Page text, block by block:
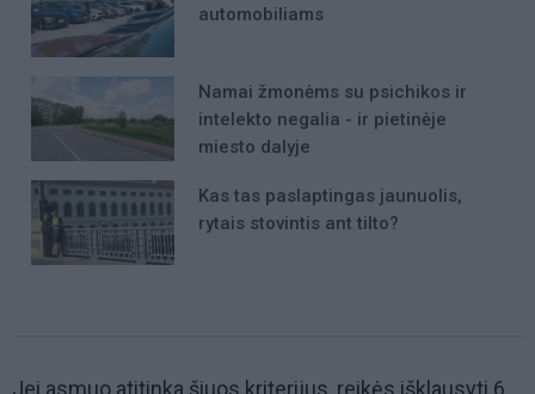
automobiliams
Namai žmonėms su psichikos ir
intelekto negalia - ir pietinėje
miesto dalyje
Kas tas paslaptingas jaunuolis,
rytais stovintis ant tilto?